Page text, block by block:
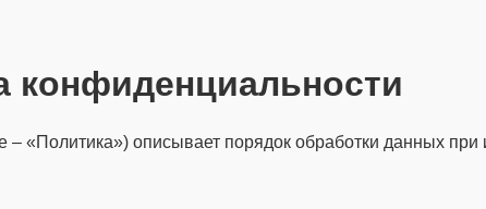
конфиденциальности
«Политика») описывает порядок обработки данных при